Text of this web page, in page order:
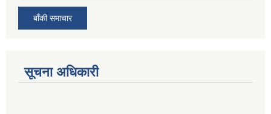
बाँकी समाचार
सूचना अधिकारी